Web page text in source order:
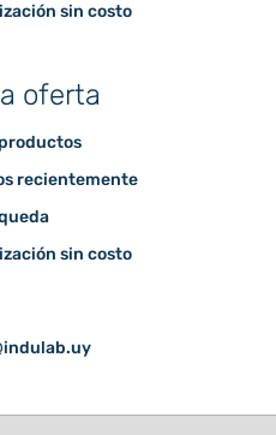
sin costo
oferta
recientemente
sin costo